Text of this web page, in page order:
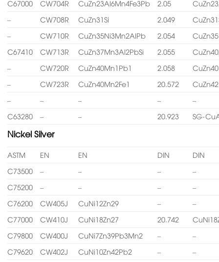
C67000
CW704R CuZn23Al6Mn4Fe3Pb 2.05
–
CW708R CuZn31Si 2.049
–
CW710R CuZn35Ni3Mn2AlPb 2.054
C67410
CW713R CuZn37Mn3Al2PbSi 2.055
–
CW720R CuZn40Mn1Pb1 2.058
–
CW723R CuZn40Mn2Fe1 20.572
–
– – –
–
C63280
– – 20.923 SG-
Nickel Silver
ASTM EN EN DIN
DIN
C73500
– – –
–
C75200
– – –
–
C76200
CW405J CuNi12Zn29 –
–
C77000
CW410J CuNi18Zn27 20.742
C79800
CW400J CuNi7Zn39Pb3Mn2 –
–
C79620
CW402J CuNi10Zn42Pb2 –
–